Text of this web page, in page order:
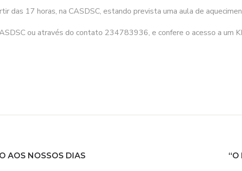
das 17 horas, na CASDSC, estando prevista uma aula de
ou através do contato 234783936, e confere o acesso a um
AOS NOSSOS DIAS “O